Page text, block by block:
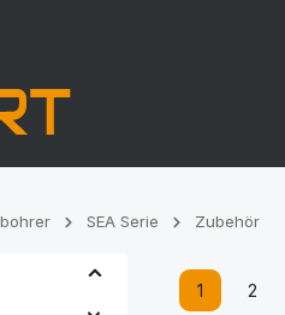
SEA Serie Zubehör
Seite
1
Seite
2